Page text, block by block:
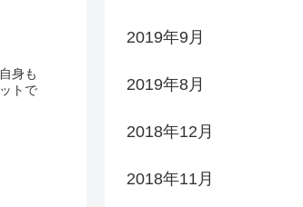
身も
トで
2019年9月
2019年8月
2018年12月
2018年11月